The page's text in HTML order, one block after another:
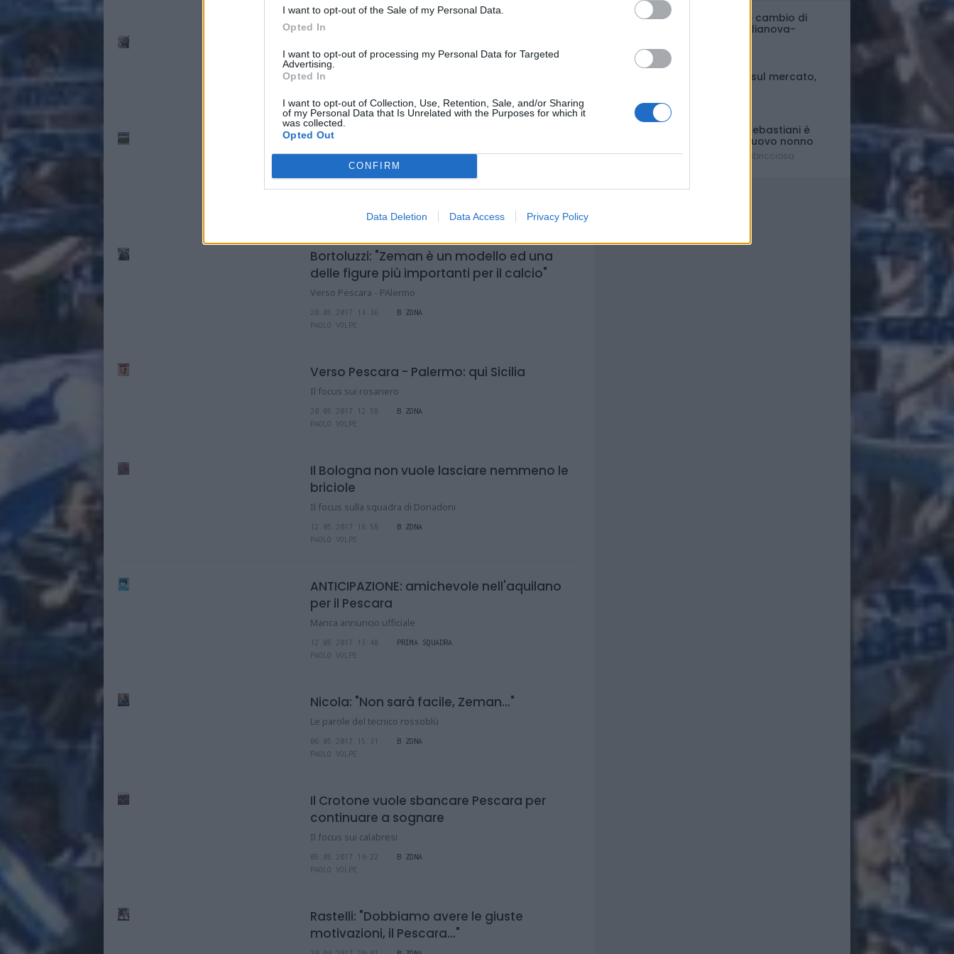
I want to opt-out of the Sale of my Personal Data.
Opted In
I want to opt-out of processing my Personal Data for Targeted
Advertising.
Opted In
I want to opt-out of Collection, Use, Retention, Sale, and/or Sharing
of my Personal Data that Is Unrelated with the Purposes for which it
was collected.
Opted Out
CONFIRM
Data Deletion Data Access Privacy Policy
lancio Hagi"
27.05.2017 15:28
Sousa vuole battere il Pescara per salutare
Firenze
La Fiorentina cambierà tecnico. Il focus sui viola
Bortoluzzi: "Zeman è un modello ed una
delle figure più importanti per il calcio"
Verso Pescara - PAlermo
20.05.2017 14:36
B ZONA
PAOLO VOLPE
Verso Pescara - Palermo: qui Sicilia
Il focus sui rosanero
20.05.2017 12:58
B ZONA
PAOLO VOLPE
Il Bologna non vuole lasciare nemmeno le
briciole
Il focus sulla squadra di Donadoni
12.05.2017 18:58
B ZONA
PAOLO VOLPE
ANTICIPAZIONE: amichevole nell'aquilano
per il Pescara
Manca annuncio ufficiale
12.05.2017 13:48
PRIMA SQUADRA
PAOLO VOLPE
Nicola: "Non sarà facile, Zeman..."
Le parole del tecnico rossoblù
06.05.2017 15:31
B ZONA
PAOLO VOLPE
Il Crotone vuole sbancare Pescara per
continuare a sognare
Il focus sui calabresi
05.05.2017 19:22
B ZONA
PAOLO VOLPE
Rastelli: "Dobbiamo avere le giuste
motivazioni, il Pescara..."
Porte chiuse e cambio di
orario per Giulianova-
Fase di stallo sul mercato,
Il presidente Sebastiani è
diventato di nuovo nonno
È nato Lorenzo Labricciosa